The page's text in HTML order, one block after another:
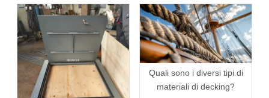
Quali sono i diversi tipi di
materiali di decking?